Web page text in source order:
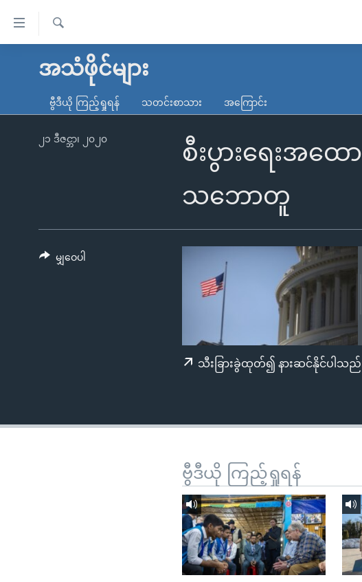
လွယ်ကူ
သည့်
ရန်
မူလစာမျက်နှာ
ကမ္ဘာ့သတင်းများ
နိုင်ငံတကာ
မကြေးမုံရဲ့ အင်္ဂလိပ်စာ
ရေဒီယို
ရေဒီယိုနှင့်ရုပ်သံ အချက်အလက်များ
ရ
အသံဖိုင်များ
ဗွီဒီယို ကြည့်ရှုရန် သတင်းစာသား အကြောင်း
စီးပွားရေးအ
သဘောတူ
၂၁ ဒီဇင္ဘာ၊ ၂၀၂၀
သီးခြားခွဲထုတ်၍ နားဆင်နိုင်ပါသည်
မျှဝေပါ
ဗွီဒီယို ကြည့်ရှုရန်